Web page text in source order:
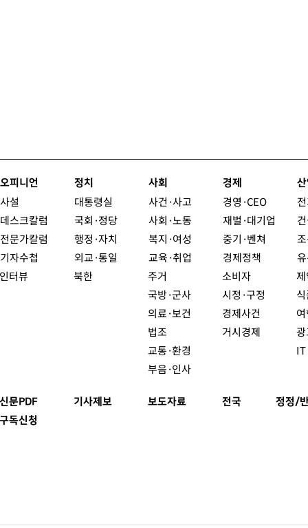
오피니언
사설
데스크칼럼
전문가칼럼
기자수첩
인터뷰
정치
대통령실
국회·정당
행정·자치
외교·통일
북한
사회
사건·사고
사회·노동
복지·여성
교육·취업
주거
국방·군사
의료·보건
법조
교통·환경
부음·인사
경제
경영·CEO
재벌·대기업
중기·벤쳐
경제정책
소비자
시정·구정
경제사건
거시경제
신문PDF
구독신청
기사제보 보도자료 전국 정정/